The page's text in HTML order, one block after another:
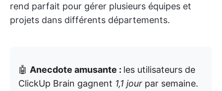
rend parfait pour gérer plusieurs équipes et
projets dans différents départements.
🤖 Anecdote amusante : les utilisateurs de
ClickUp Brain gagnent 1,1 jour par semaine.